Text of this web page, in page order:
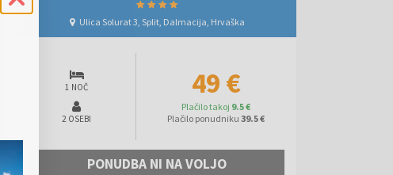
Ulica Solurat 3, Split, Dalmacija, Hrvaška
1 NOČ
2 OSEBI
49 €
Plačilo takoj 9.5 €
Plačilo ponudniku 39.5 €
PONUDBA NI NA VOLJO